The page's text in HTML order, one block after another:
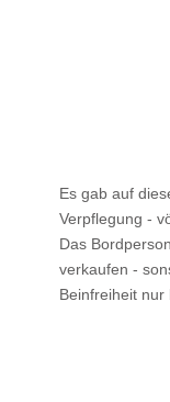
Es gab auf
Verpflegung -
Das
verkaufen -
Beinfreiheit nur